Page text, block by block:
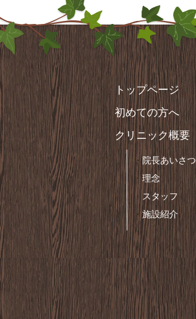
トップページ
初めての方へ
クリニック概要
院長あいさつ
理念
スタッフ
施設紹介